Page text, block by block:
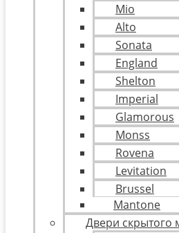
Mio
Alto
Sonata
England
Shelton
Imperial
Glamorous
Monss
Rovena
Levitation
Brussel
Mantone
Двери скрытого